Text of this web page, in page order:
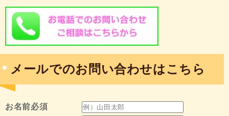
メールでのお問い合わせはこちら
お名前必須